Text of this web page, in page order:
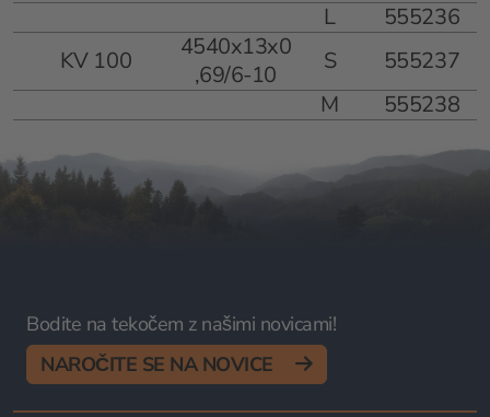
L
555236
KV 100
4540x13x0
,69/6-10
S
555237
M
555238
Bodite na tekočem z našimi novicami!
NAROČITE SE NA NOVICE